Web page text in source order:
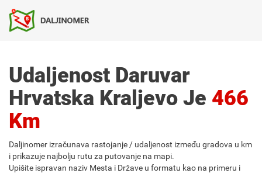
Udaljenost Daruvar
Hrvatska Kraljevo Je 466
Km
Daljinomer izračunava rastojanje / udaljenost između gradova u km
i prikazuje najbolju rutu za putovanje na mapi.
Upišite ispravan naziv Mesta i Države u formatu kao na primeru i